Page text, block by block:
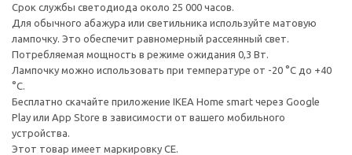
Срок службы светодиода около 25 000 часов.
Для обычного абажура или светильника используйте матовую
лампочку. Это обеспечит равномерный рассеянный свет.
Потребляемая мощность в режиме ожидания 0,3 Вт.
Лампочку можно использовать при температуре от -20 °C до +40
°C.
Бесплатно скачайте приложение IKEA Home smart через Google
Play или App Store в зависимости от вашего мобильного
устройства.
Этот товар имеет маркировку CE.